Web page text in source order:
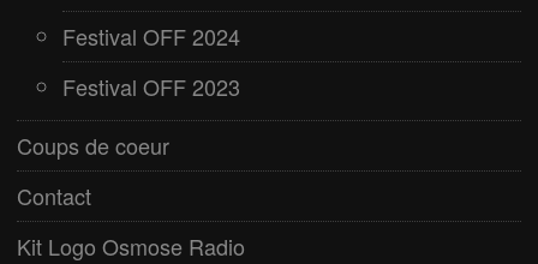
Festival OFF 2024
Festival OFF 2023
Coups de coeur
Contact
Kit Logo Osmose Radio